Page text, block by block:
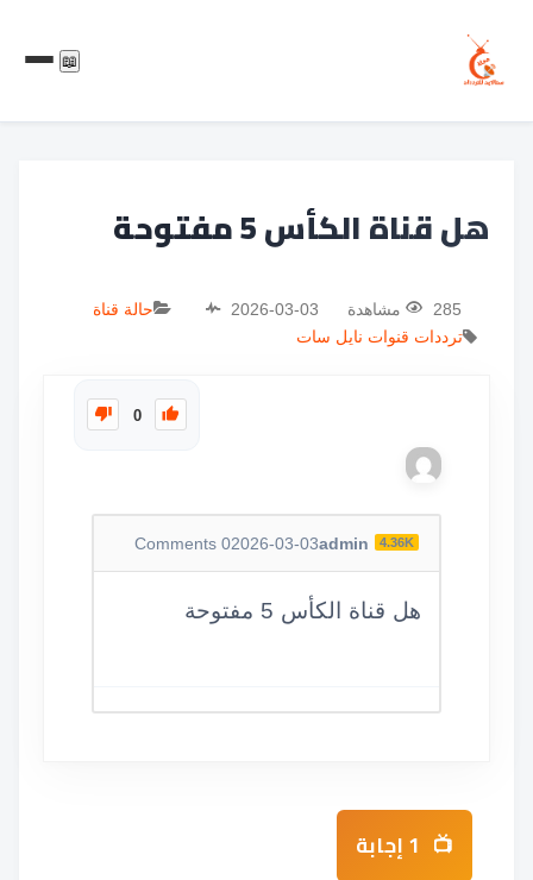
📖
هل قناة الكأس 5 مفتوحة
285 مشاهدة 2026-03-03
حالة قناة
ترددات قنوات نايل سات
0
admin 4.36K
2026-03-03
0
هل قناة الكأس 5 مفتوحة
1إجابة